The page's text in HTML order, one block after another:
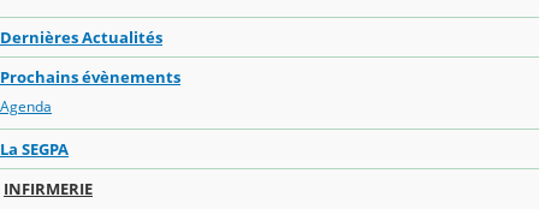
Dernières Actualités
Prochains évènements
Agenda
La SEGPA
INFIRMERIE